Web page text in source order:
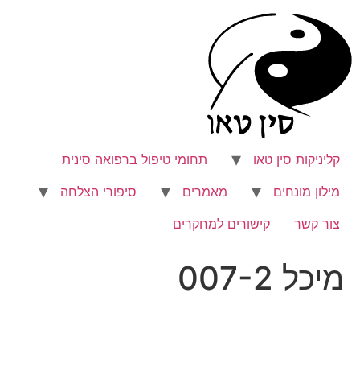
לתוכן
קליניקות סין טאו
תחומי טיפול ברפואה סינית
מילון מונחים
מאמרים
סיפורי הצלחה
צור קשר
קישורים למחקרים
מיכל 007-2